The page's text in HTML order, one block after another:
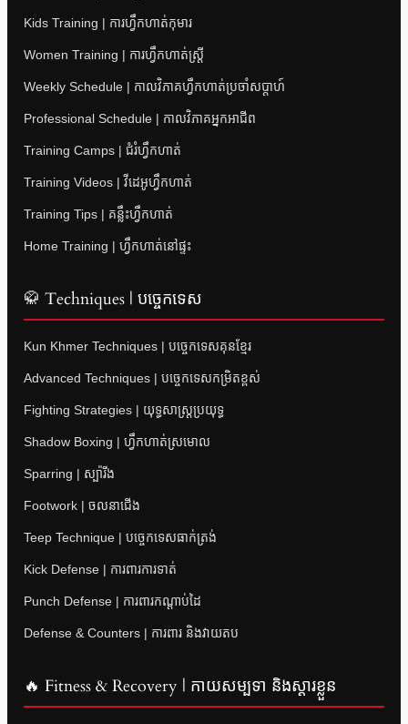
Kids Training | ការហ្វឹកហាត់កុមារ
Women Training | ការហ្វឹកហាត់ស្ត្រី
Weekly Schedule | កាលវិភាគហ្វឹកហាត់ប្រចាំសប្តាហ៍
Professional Schedule | កាលវិភាគអ្នកអាជីព
Training Camps | ជំរំហ្វឹកហាត់
Training Videos | វីដេអូហ្វឹកហាត់
Training Tips | គន្លឹះហ្វឹកហាត់
Home Training | ហ្វឹកហាត់នៅផ្ទះ
🥋 Techniques | បច្ចេកទេស
Kun Khmer Techniques | បច្ចេកទេសគុនខ្មែរ
Advanced Techniques | បច្ចេកទេសកម្រិតខ្ពស់
Fighting Strategies | យុទ្ធសាស្ត្រប្រយុទ្ធ
Shadow Boxing | ហ្វឹកហាត់ស្រមោល
Sparring | ស្ប៉ារីង
Footwork | ចលនាជើង
Teep Technique | បច្ចេកទេសធាក់ត្រង់
Kick Defense | ការពារការទាត់
Punch Defense | ការពារកណ្តាប់ដៃ
Defense & Counters | ការពារ និងវាយតប
🔥 Fitness & Recovery | កាយសម្បទា និងស្តារខ្លួន